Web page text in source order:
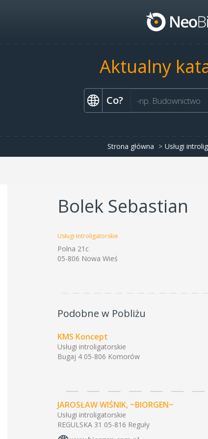
Aktualny
Co?
Strona główna Usługi
Bolek Sebastian
Usługi introligatorskie
Polna 21c
05-806 Nowa Wieś
Podobne w Pobliżu
KMS Koncept
Usługi introligatorskie
Bugaj 4 05-806 Komorów
JAROSŁAW WIŚNIK, ~BIORGEN~
Usługi introligatorskie
REGULSKA 31 05-816 Reguły